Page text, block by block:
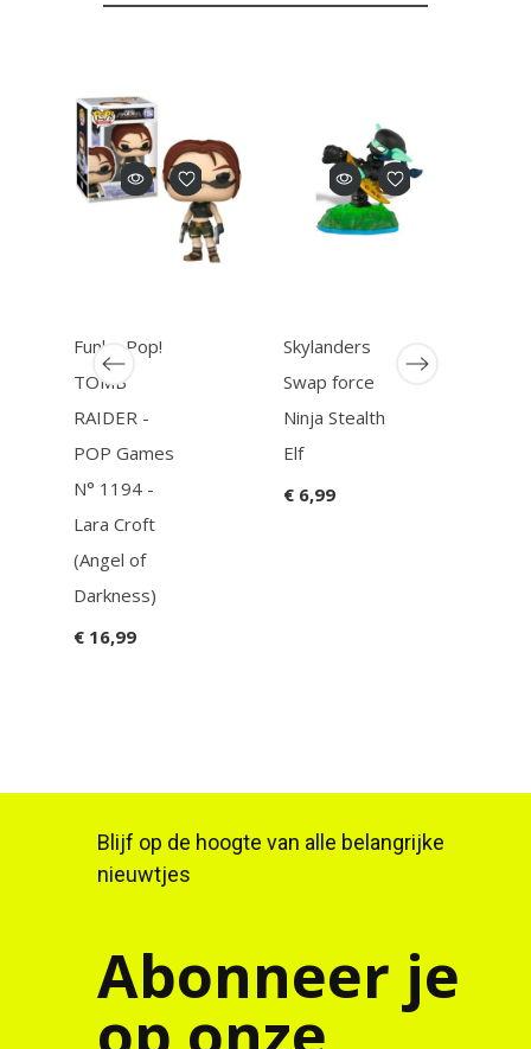
Funko Pop!
TOMB
RAIDER -
POP Games
N° 1194 -
Lara Croft
(Angel of
Darkness)
€ 16,99
Skylanders
Swap force
Ninja Stealth
Elf
€ 6,99
Blijf op de hoogte van alle belangrijke
nieuwtjes
Abonneer je